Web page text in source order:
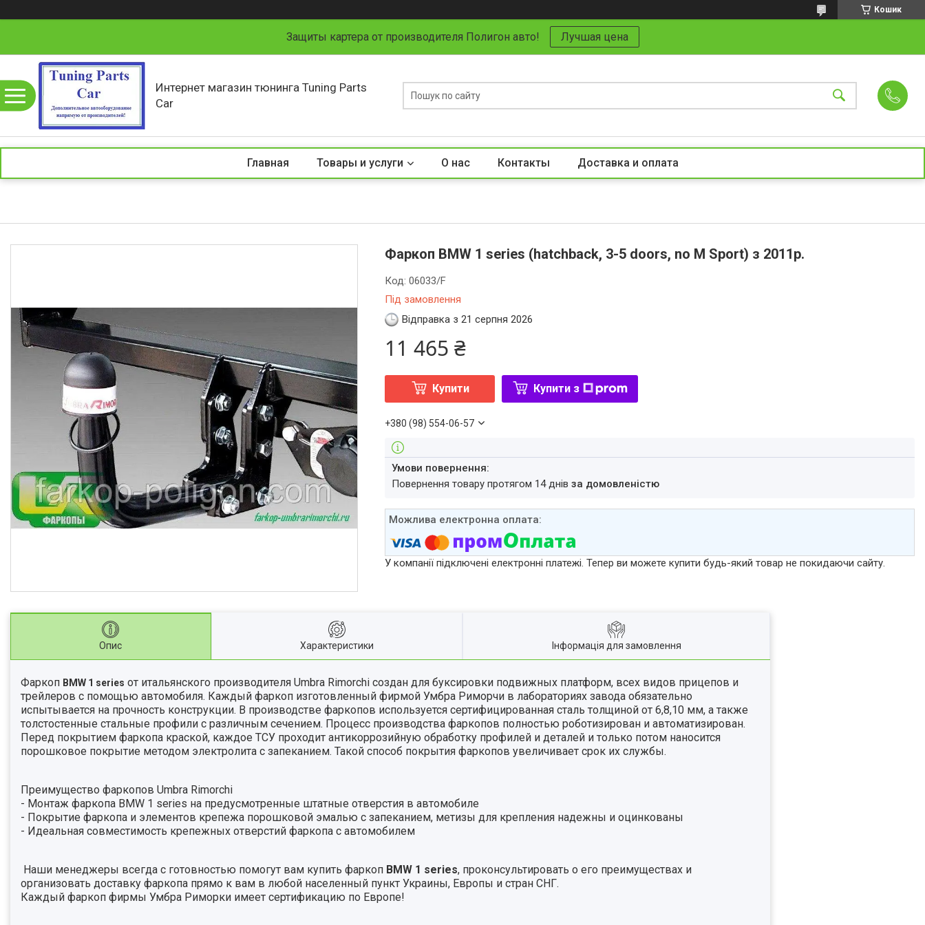
Кошик
Защиты картера от производителя Полигон авто! Лучшая цена
Интернет магазин тюнинга Tuning Parts
Car
Главная Товары и услуги О нас Контакты Доставка и оплата
Фаркоп BMW 1 series (hatchback, 3-5 doors, no M Sport) з 2011р.
Під замовлення
Код:06033/F
Відправка з 21 серпня 2026
11 465 ₴
Купити Купити з
+380 (98) 554-06-57
повернення товару протягом 14 днівза домовленістю
У компанії підключені електронні платежі. Тепер ви можете купити будь-який товар не покидаючи сайту.
Опис Характеристики Інформація для замовлення
Фаркоп BMW 1 series от итальянского производителя Umbra Rimorchi создан для буксировки подвижных платформ, всех видов прицепов и
трейлеров с помощью автомобиля. Каждый фаркоп изготовленный фирмой Умбра Риморчи в лабораториях завода обязательно
испытывается на прочность конструкции. В производстве фаркопов используется сертифицированная сталь толщиной от 6,8,10 мм, а также
толстостенные стальные профили с различным сечением. Процесс производства фаркопов полностью роботизирован и автоматизирован.
Перед покрытием фаркопа краской, каждое ТСУ проходит антикоррозийную обработку профилей и деталей и только потом наносится
порошковое покрытие методом электролита с запеканием. Такой способ покрытия фаркопов увеличивает срок их службы.
Преимущество фаркопов Umbra Rimorchi
- Монтаж фаркопа BMW 1 series на предусмотренные штатные отверстия в автомобиле
- Покрытие фаркопа и элементов крепежа порошковой эмалью с запеканием, метизы для крепления надежны и оцинкованы
- Идеальная совместимость крепежных отверстий фаркопа с автомобилем
Наши менеджеры всегда с готовностью помогут вам купить фаркоп BMW 1 series, проконсультировать о его преимуществах и
организовать доставку фаркопа прямо к вам в любой населенный пункт Украины, Европы и стран СНГ.
Каждый фаркоп фирмы Умбра Риморки имеет сертификацию по Европе!